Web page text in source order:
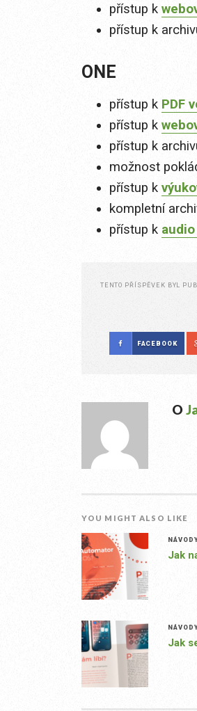
přístup k
přístup k
ONE
přístup k PDF
přístup k
přístup k
možnost
přístup k
kompletní
přístup k
TENTO PŘÍSPĚVEK BYL
FACEBOOK
O
YOU MIGHT ALSO LIKE
Jak
Jak